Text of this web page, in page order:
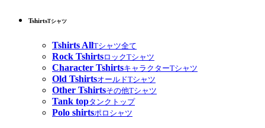
TshirtsTシャツ
Tshirts AllTシャツ全て
Rock TshirtsロックTシャツ
Character TshirtsキャラクターTシャツ
Old TshirtsオールドTシャツ
Other Tshirtsその他Tシャツ
Tank topタンクトップ
Polo shirtsポロシャツ